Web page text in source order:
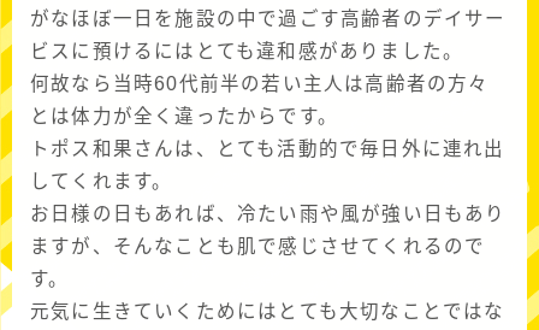
がなほぼ一日を施設の中で過ごす高齢者のデイサー
ビスに預けるにはとても違和感がありました。
何故なら当時60代前半の若い主人は高齢者の方々
とは体力が全く違ったからです。
トポス和果さんは、とても活動的で毎日外に連れ出
してくれます。
お日様の日もあれば、冷たい雨や風が強い日もあり
ますが、そんなことも肌で感じさせてくれるので
す。
元気に生きていくためにはとても大切なことではな